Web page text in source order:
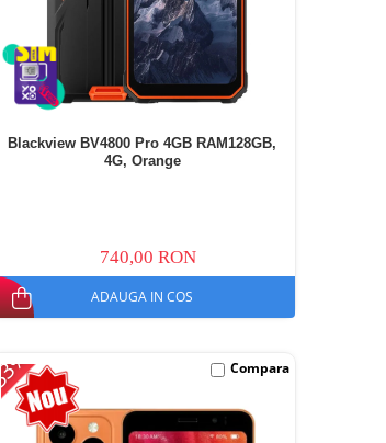
Blackview BV4800 Pro 4GB RAM128GB,
4G, Orange
740,00 RON
ADAUGA IN COS
-33% Compara